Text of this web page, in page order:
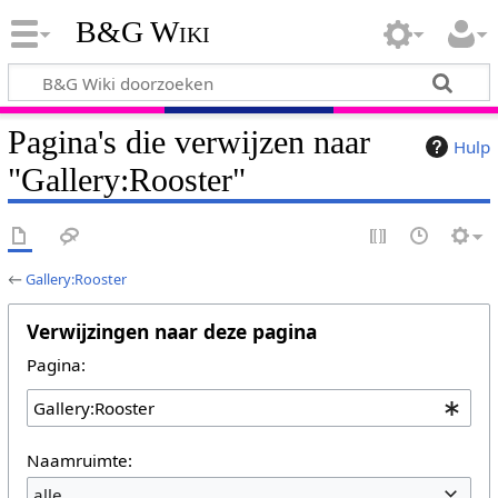
B&G Wiki
Hulp
Pagina's die verwijzen naar
"Gallery:Rooster"
←Gallery:Rooster
Verwijzingen naar deze pagina
Pagina:
Naamruimte: